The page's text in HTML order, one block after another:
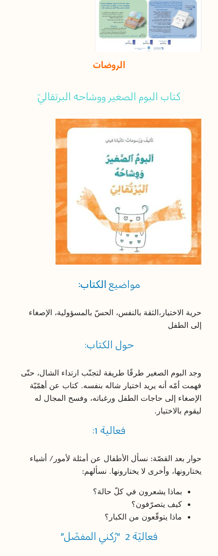
الروضات
كتاب البوم الصغير ووشاحه البرتقاليّ
مواضيعالكتاب:
حرية الاختيار،الثقة بالنفس، الحسّ بالمسؤولية، الإصغاء
إلى الطفل
حول الكتاب:
وجد البوم الصغير طرقًا طريفة لتجنّب ارتداء الشال، حتّى
فهمت أمّه أنه يريد اختيار شاله بنفسه. كتاب عن أهمّيّة
الإصغاء إلى حاجات الطفل ورغباته، وفسح المجال له
ليقوم بالاختيار.
فعالية 1:
حوار بعد القصّة: نسأل الأطفال عن أمثلة لأمور/ أشياء
يختارونها، وأخرى لا يختارونها. نسألهم:
بماذا يشعرون في كلّ حالة؟
كيف يتصرّفون؟
ماذا يتوقّعون من الكبار؟
فعاليّة 2 “رُكني المفضّل”